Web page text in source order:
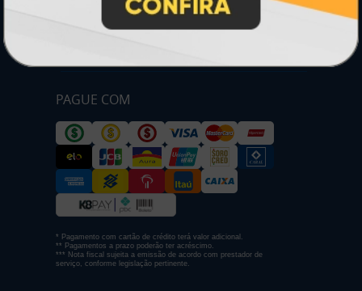
PAGUE COM
* Pagamento com cartão de crédito terá valor adicional.
** Pagamentos a prazo poderão ter acréscimo.
*** Nota fiscal sujeita a emissão de acordo com prestador de
serviço, conforme legislação pertinente.